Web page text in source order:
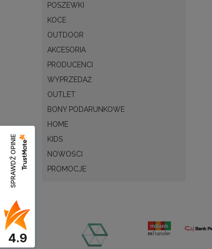
POSZEWKI
KOCE
OUTDOOR
AKCESORIA
PRODUCENCI
WYPRZEDAŻ
OUTLET
BONY PODARUNKOWE
HOME
KIDS
NOWOŚCI
PROMOCJE
SPRAWDŹ OPINIE
4.9